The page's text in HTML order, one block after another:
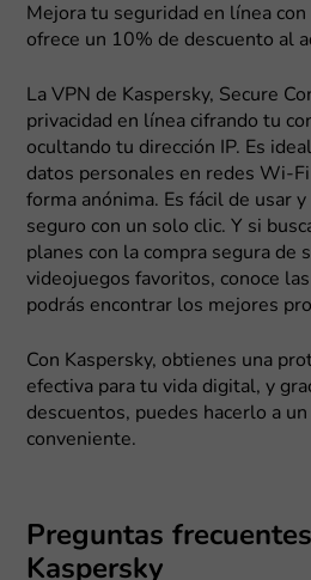
Mejora tu seguridad en línea
ofrece un 10% de descuento al
La VPN de Kaspersky, Secure
privacidad en línea cifrando tu
ocultando tu dirección IP. Es
datos personales en redes Wi-
forma anónima. Es fácil de usar
seguro con un solo clic. Y si
planes con la compra segura de
videojuegos favoritos, conoce las
podrás encontrar los mejores
Con Kaspersky, obtienes una
efectiva para tu vida digital, y
descuentos, puedes hacerlo a
conveniente.
Preguntas
Kaspersky